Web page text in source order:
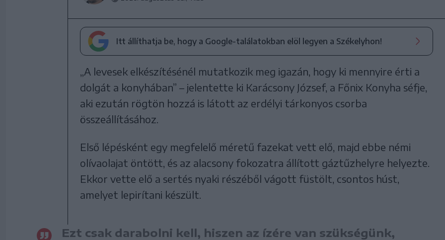
Itt állíthatja be, hogy a Google-találatokban elöl legyen a Székelyhon!
„A levesek elkészítésénél mutatkozik meg igazán, hogy ki mennyire érti a
dolgát a konyhában” – jelentette ki Karácsony József, a Főnix Konyha séfje,
aki ezután rögtön hozzá is látott az erdélyi tárkonyos csorba
összeállításához.
Első lépésként egy megfelelő méretű fazekat vett elő, majd ebbe némi
olívaolajat öntött, és az alacsony fokozatra állított gáztűzhelyre helyezte.
Ekkor vette elő a sertés nyaki részéből vágott füstölt, csontos húst,
amelyet lepirítani készült.
Ezt csak darabolni kell, hiszen az ízére van szükségünk,